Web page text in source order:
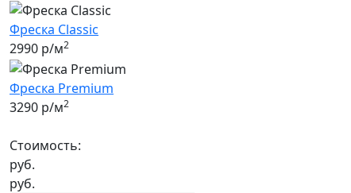
Фреска Classic
2990 р/м2
Фреска Premium
3290 р/м2
Стоимость:
руб.
руб.